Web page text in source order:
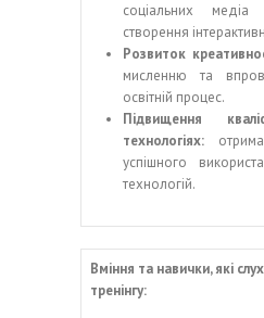
соціальних медіа
створення
Розвиток к
мисленню та
освітній процес.
Підвищення к
технологіях:
успішного
технологій.
Вміння та навички, які
тренінгу: